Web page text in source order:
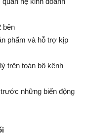
bên
phẩm và hỗ trợ kịp
trên toàn bộ kênh
những biến động